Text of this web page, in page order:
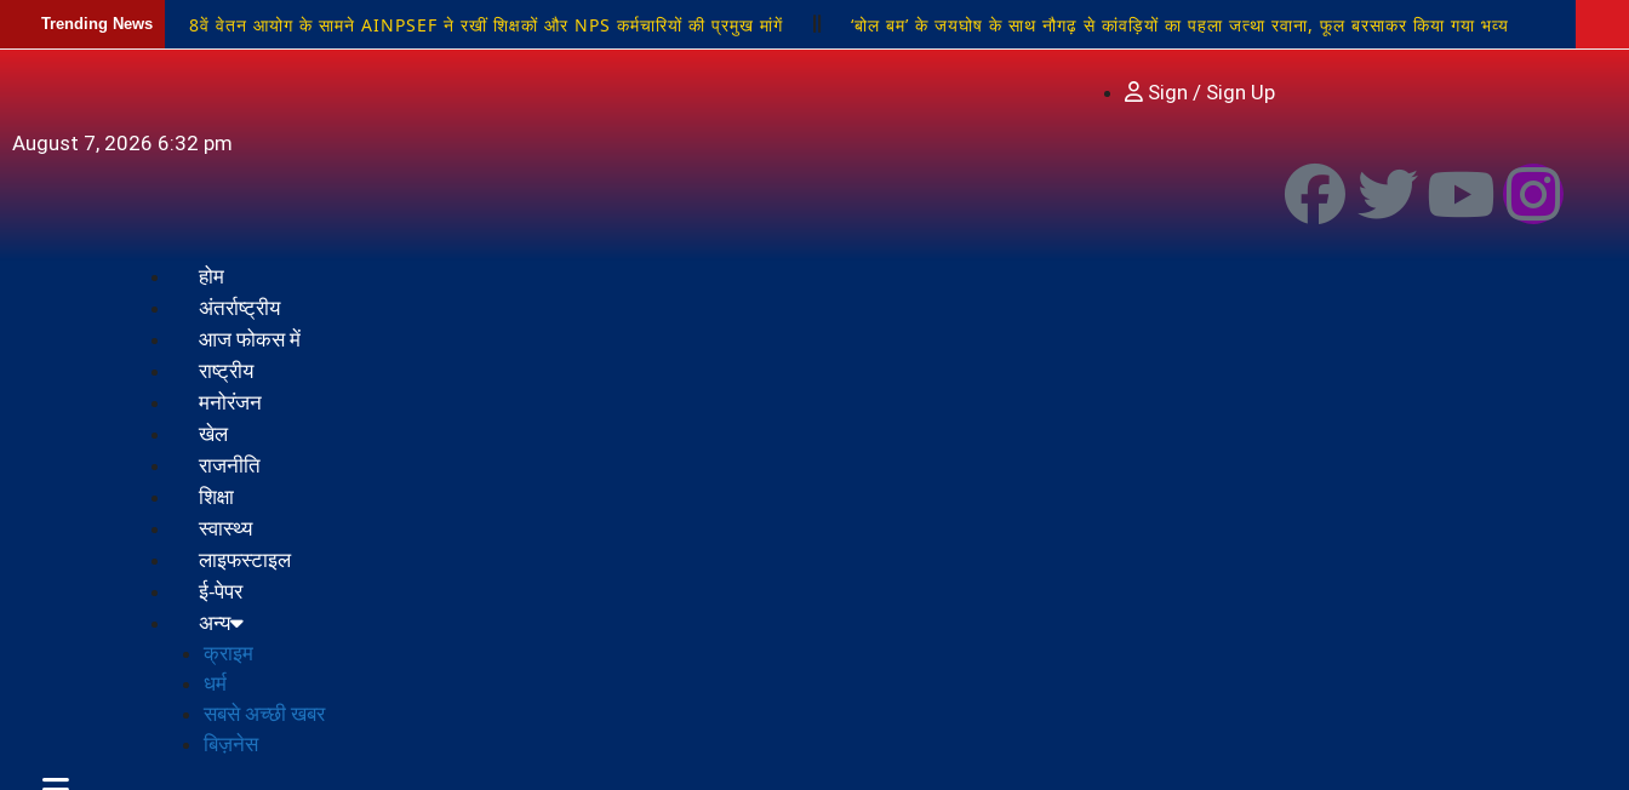
Trending News 8वें वेतन आयोग के सामने AINPSEF ने रखीं शिक्षकों और NPS कर्मचारियों की प्रमुख मांगें ‘बोल बम’ के जयघोष के साथ नौगढ़ से कांवड़ियों का पहला जत्था रवाना, फूल बरसाकर किया गया भव्य
August 7, 2026 6:32 pm
Sign / Sign Up
होम
अंतर्राष्ट्रीय
आज फोकस में
राष्ट्रीय
मनोरंजन
खेल
राजनीति
शिक्षा
स्वास्थ्य
लाइफस्टाइल
ई-पेपर
अन्य
क्राइम
धर्म
सबसे अच्छी खबर
बिज़नेस